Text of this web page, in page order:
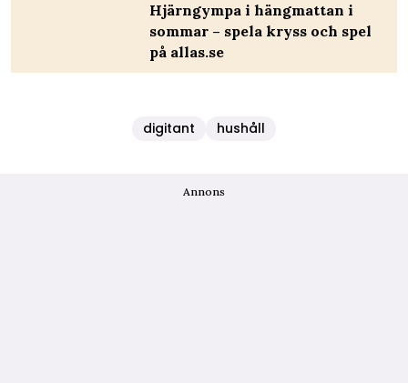
Hjärngympa i hängmattan i
sommar – spela kryss och spel
på allas.se
digitant hushåll
Annons